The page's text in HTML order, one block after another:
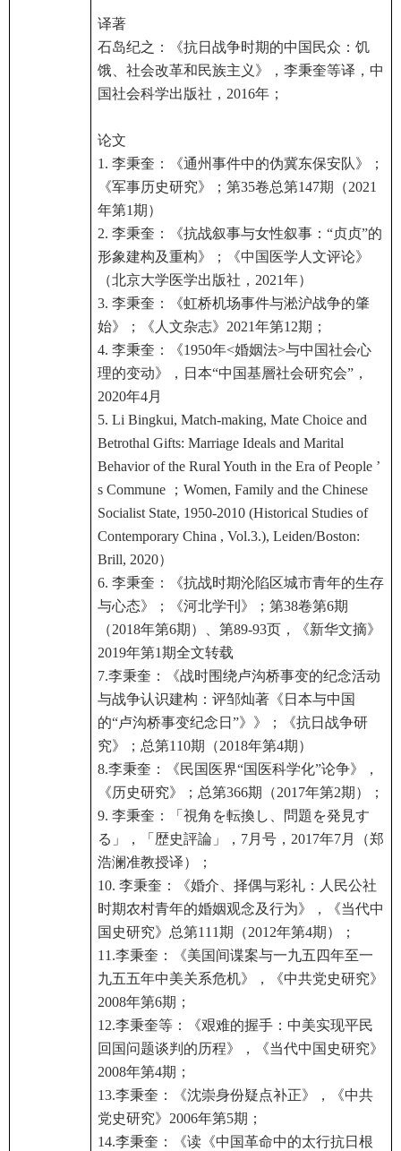
译著
石岛纪之：《抗日战争时期的中国民众：饥
饿、社会改革和民族主义》，李秉奎等译，中
国社会科学出版社，2016年；
论文
1. 李秉奎：《通州事件中的伪冀东保安队》；
《军事历史研究》；第35卷总第147期（2021
年第1期）
2. 李秉奎：《抗战叙事与女性叙事：“贞贞”的
形象建构及重构》；《中国医学人文评论》
（北京大学医学出版社，2021年）
3. 李秉奎：《虹桥机场事件与淞沪战争的肇
始》；《人文杂志》2021年第12期；
4. 李秉奎：《1950年<婚姻法>与中国社会心
理的变动》，日本“中国基層社会研究会”，
2020年4月
5. Li Bingkui, Match-making, Mate Choice and
Betrothal Gifts: Marriage Ideals and Marital
Behavior of the Rural Youth in the Era of People ’
s Commune ；Women, Family and the Chinese
Socialist State, 1950-2010 (Historical Studies of
Contemporary China , Vol.3.), Leiden/Boston:
Brill, 2020）
6. 李秉奎：《抗战时期沦陷区城市青年的生存
与心态》；《河北学刊》；第38卷第6期
（2018年第6期）、第89-93页，《新华文摘》
2019年第1期全文转载
7.李秉奎：《战时围绕卢沟桥事变的纪念活动
与战争认识建构：评邹灿著《日本与中国
的“卢沟桥事变纪念日”》》；《抗日战争研
究》；总第110期（2018年第4期）
8.李秉奎：《民国医界“国医科学化”论争》，
《历史研究》；总第366期（2017年第2期）；
9. 李秉奎：「視角を転換し、問題を発見す
る」，「歴史評論」，7月号，2017年7月（郑
浩澜准教授译）；
10. 李秉奎：《婚介、择偶与彩礼：人民公社
时期农村青年的婚姻观念及行为》，《当代中
国史研究》总第111期（2012年第4期）；
11.李秉奎：《美国间谍案与一九五四年至一
九五五年中美关系危机》，《中共党史研究》
2008年第6期；
12.李秉奎等：《艰难的握手：中美实现平民
回国问题谈判的历程》，《当代中国史研究》
2008年第4期；
13.李秉奎：《沈崇身份疑点补正》，《中共
党史研究》2006年第5期；
14.李秉奎：《读《中国革命中的太行抗日根